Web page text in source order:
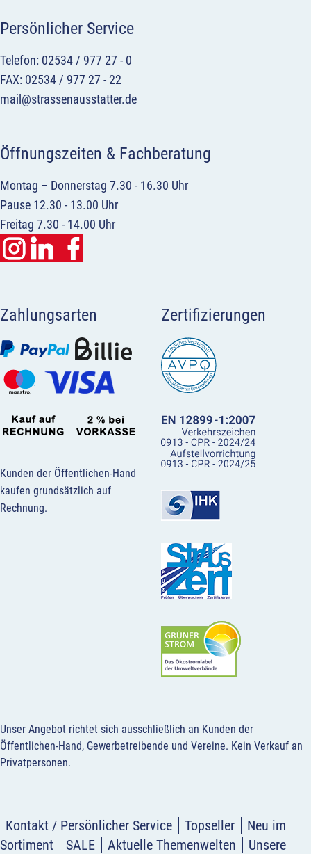
Persönlicher Service
Telefon: 02534 / 977 27 - 0
FAX: 02534 / 977 27 - 22
mail@strassenausstatter.de
Öffnungszeiten & Fachberatung
Montag – Donnerstag 7.30 - 16.30 Uhr
Pause 12.30 - 13.00 Uhr
Freitag 7.30 - 14.00 Uhr
Zahlungsarten
Kunden der Öffentlichen-Hand
kaufen grundsätzlich auf
Rechnung.
Zertifizierungen
Unser Angebot richtet sich ausschließlich an Kunden der
Öffentlichen-Hand, Gewerbetreibende und Vereine. Kein Verkauf an
Privatpersonen.
Kontakt / Persönlicher Service Topseller
Neu im
Sortiment
SALE Aktuelle Themenwelten Unsere